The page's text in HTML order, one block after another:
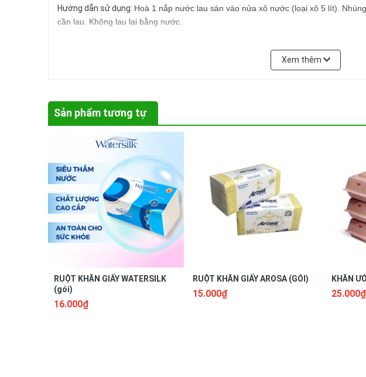
Hướng dẫn sử dụng: Hoà 1 nắp nước lau sàn vào nửa xô nước (loại xô 5 lít).
cần lau. Không lau lại bằng nước.
Không được uống. Để xa tầm với của trẻ em. Nếu sản phẩm dính vào mắt,
Xem thêm
Sản phẩm tương tự
RUỘT KHĂN GIẤY WATERSILK
(gói)
16.000₫
RUỘT KHĂN GIẤY AROSA (GÓI)
15.000₫
KHĂN
25.000₫